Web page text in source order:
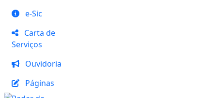
e-Sic
Carta de
Serviços
Ouvidoria
Páginas